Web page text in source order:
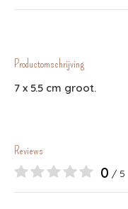
Productomschrijving
7 x 5.5 cm groot.
Reviews
0 / 5